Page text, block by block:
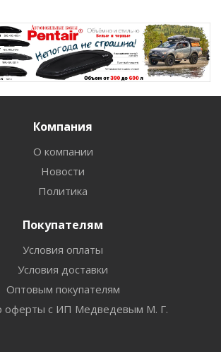
Компания
О компании
Новости
Политика
Покупателям
Условия оплаты
Условия доставки
Оптовым покупателям
оферты с ИП Медведевым М. Г.